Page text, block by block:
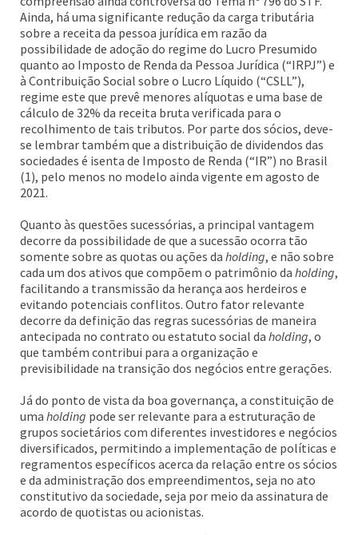
Ainda, há uma significante redução da carga tributária
sobre a receita da pessoa jurídica em razão da
possibilidade de adoção do regime do Lucro Presumido
quanto ao Imposto de Renda da Pessoa Jurídica (“IRPJ”) e
à Contribuição Social sobre o Lucro Líquido (“CSLL”),
regime este que prevê menores alíquotas e uma base de
cálculo de 32% da receita bruta verificada para o
recolhimento de tais tributos. Por parte dos sócios, deve-
se lembrar também que a distribuição de dividendos das
sociedades é isenta de Imposto de Renda (“IR”) no Brasil
(1), pelo menos no modelo ainda vigente em agosto de
2021.
Quanto às questões sucessórias, a principal vantagem
decorre da possibilidade de que a sucessão ocorra tão
somente sobre as quotas ou ações da holding, e não sobre
cada um dos ativos que compõem o patrimônio da holding,
facilitando a transmissão da herança aos herdeiros e
evitando potenciais conflitos. Outro fator relevante
decorre da definição das regras sucessórias de maneira
antecipada no contrato ou estatuto social da holding, o
que também contribui para a organização e
previsibilidade na transição dos negócios entre gerações.
Já do ponto de vista da boa governança, a constituição de
uma holding pode ser relevante para a estruturação de
grupos societários com diferentes investidores e negócios
diversificados, permitindo a implementação de políticas e
regramentos específicos acerca da relação entre os sócios
e da administração dos empreendimentos, seja no ato
constitutivo da sociedade, seja por meio da assinatura de
acordo de quotistas ou acionistas.